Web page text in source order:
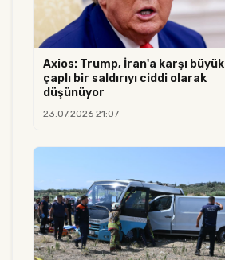
Axios: Trump, İran'a karşı büyük
çaplı bir saldırıyı ciddi olarak
düşünüyor
23.07.2026 21:07